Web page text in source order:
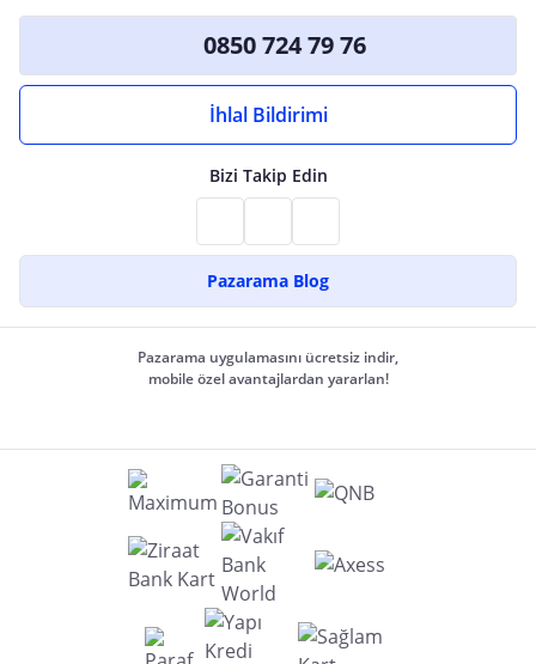
0850 724 79 76
İhlal Bildirimi
Bizi Takip Edin
Pazarama Blog
Pazarama uygulamasını ücretsiz indir,
mobile özel avantajlardan yararlan!